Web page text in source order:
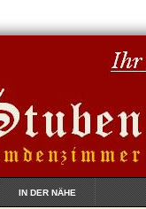
IN DER NÄHE